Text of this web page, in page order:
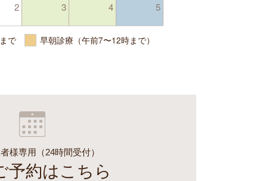
2 3 4 5
で 早朝診療（午前7〜12時まで）
様専用（24時間受付）
予約はこちら